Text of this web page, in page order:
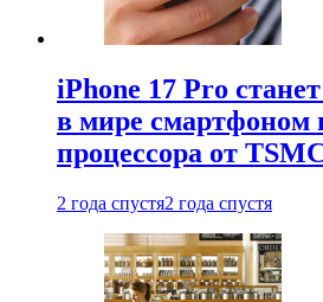
iPhone 17 Pro
в мире смартфоном
процессора от
2 года спустя2 года спустя